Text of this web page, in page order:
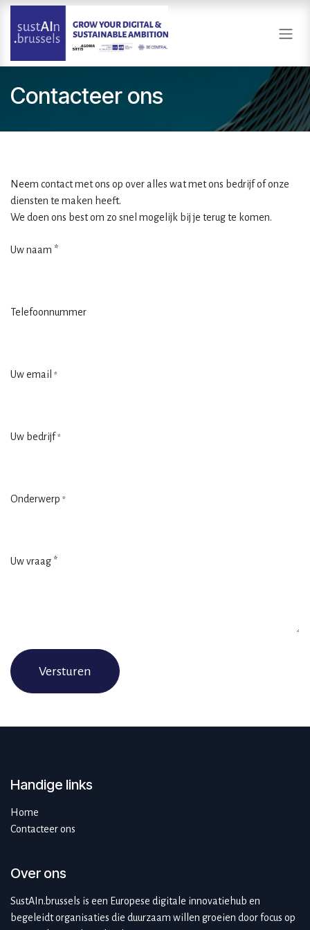
Overslaan naar inhoud
Contacteer ons
Neem contact met ons op over alles wat met ons bedrijf of onze
diensten te maken heeft.
We doen ons best om zo snel mogelijk bij je terug te komen.
Uw naam *
Telefoonnummer
Uw email *
Uw bedrijf *
Onderwerp *
Uw vraag *
Versturen
Handige links
Home
Contacteer ons
Over ons
SustAIn.brussels is een Europese digitale innovatiehub en
begeleidt organisaties die duurzaam willen groeien door focus op